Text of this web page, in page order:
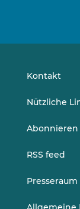
Kontakt
Nützliche
Abonnieren
RSS feed
Presseraum